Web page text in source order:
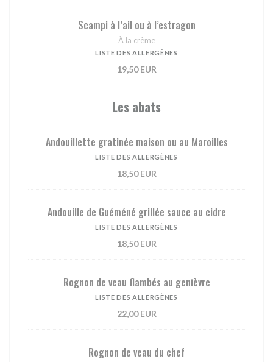
Scampi à l’ail ou à l’estragon
À la crème
LISTE DES ALLERGÈNES
19,50 EUR
Les abats
Andouillette gratinée maison ou au Maroilles
LISTE DES ALLERGÈNES
18,50 EUR
Andouille de Guéméné grillée sauce au cidre
LISTE DES ALLERGÈNES
18,50 EUR
Rognon de veau flambés au genièvre
LISTE DES ALLERGÈNES
22,00 EUR
Rognon de veau du chef